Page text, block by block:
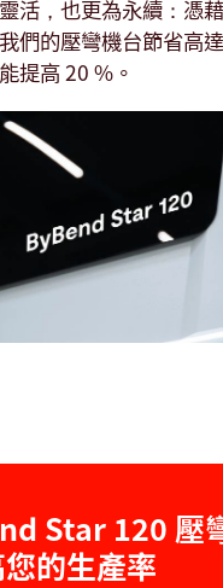
活，也更為永續：憑
們的壓彎機台節省高
提高 20 %。
Star 120 壓
的生產率